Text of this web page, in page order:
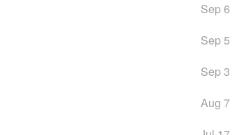
Sep 6
Sep 5
Sep 3
Aug 7